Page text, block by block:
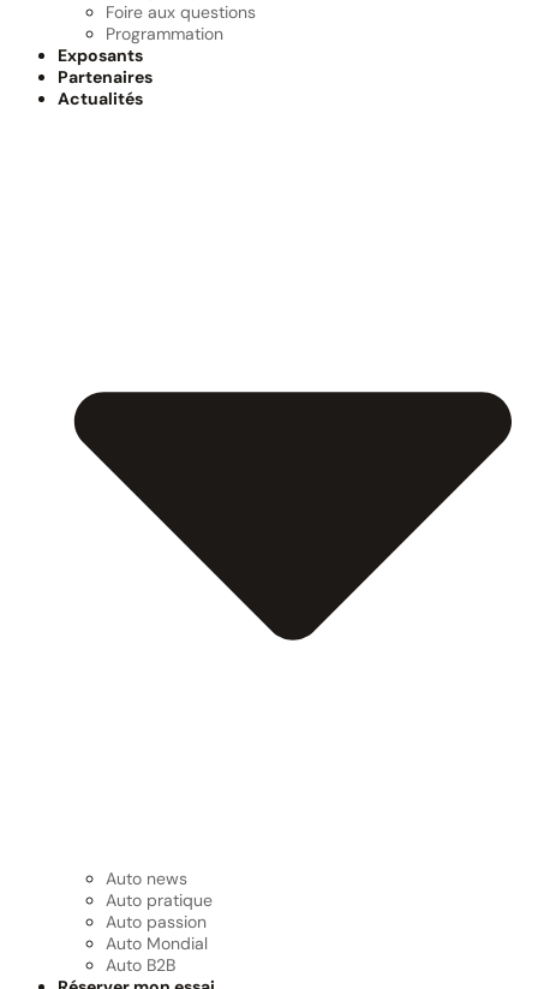
Foire aux questions
Programmation
Exposants
Partenaires
Actualités
Auto news
Auto pratique
Auto passion
Auto Mondial
Auto B2B